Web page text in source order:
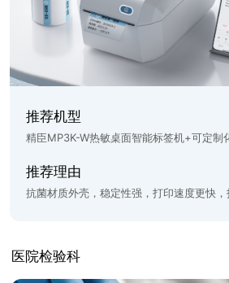
推荐机型
精臣MP3K-W热敏桌面智能标签机+可定制
推荐理由
抗菌材质外壳，稳定性强，打印速度更快
医院检验科